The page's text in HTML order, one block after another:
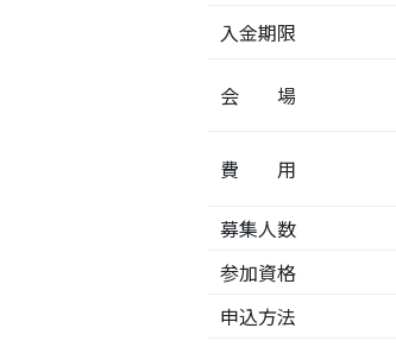
入金期限
会 場
費 用
募集人数
参加資格
申込方法